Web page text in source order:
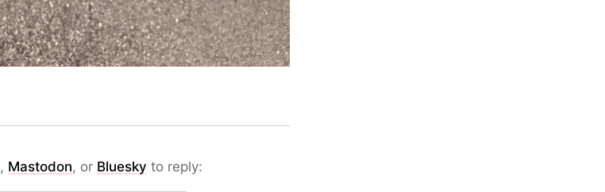
, Mastodon, or Bluesky to reply: